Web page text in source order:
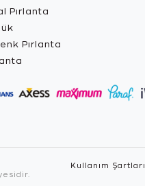
Pırlanta
Pırlanta
Kullanım Şartları